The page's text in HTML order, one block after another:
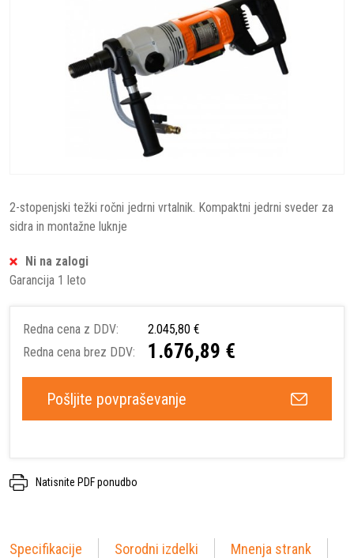
2-stopenjski težki ročni jedrni vrtalnik. Kompaktni jedrni sveder za
sidra in montažne luknje
Ni na zalogi
Garancija 1 leto
Redna cena z DDV:
2.045,80 €
Redna cena brez DDV:
1.676,89 €
Pošljite povpraševanje
Natisnite PDF ponudbo
Specifikacije Sorodni izdelki Mnenja strank